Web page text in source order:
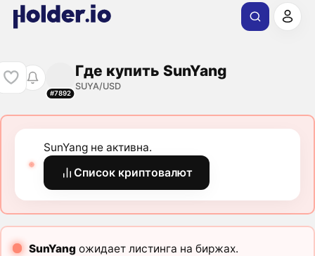
#7892
Где купить SunYang
SUYA/USD
SunYang не активна.
Список криптовалют
SunYang ожидает листинга на биржах.